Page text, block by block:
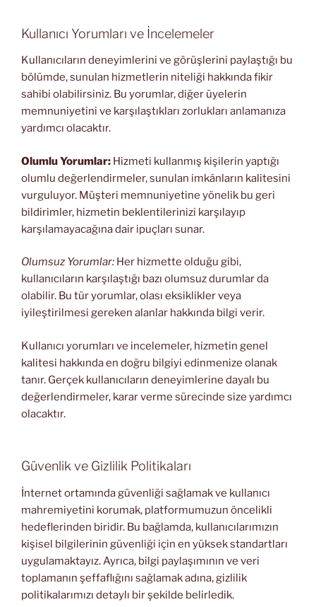
Kullanıcı Yorumları ve İncelemeler
Kullanıcıların deneyimlerini ve görüşlerini paylaştığı bu
bölümde, sunulan hizmetlerin niteliği hakkında fikir
sahibi olabilirsiniz. Bu yorumlar, diğer üyelerin
memnuniyetini ve karşılaştıkları zorlukları anlamanıza
yardımcı olacaktır.
Olumlu Yorumlar: Hizmeti kullanmış kişilerin yaptığı
olumlu değerlendirmeler, sunulan imkânların kalitesini
vurguluyor. Müşteri memnuniyetine yönelik bu geri
bildirimler, hizmetin beklentilerinizi karşılayıp
karşılamayacağına dair ipuçları sunar.
Olumsuz Yorumlar: Her hizmette olduğu gibi,
kullanıcıların karşılaştığı bazı olumsuz durumlar da
olabilir. Bu tür yorumlar, olası eksiklikler veya
iyileştirilmesi gereken alanlar hakkında bilgi verir.
Kullanıcı yorumları ve incelemeler, hizmetin genel
kalitesi hakkında en doğru bilgiyi edinmenize olanak
tanır. Gerçek kullanıcıların deneyimlerine dayalı bu
değerlendirmeler, karar verme sürecinde size yardımcı
olacaktır.
Güvenlik ve Gizlilik Politikaları
İnternet ortamında güvenliği sağlamak ve kullanıcı
mahremiyetini korumak, platformumuzun öncelikli
hedeflerinden biridir. Bu bağlamda, kullanıcılarımızın
kişisel bilgilerinin güvenliği için en yüksek standartları
uygulamaktayız. Ayrıca, bilgi paylaşımının ve veri
toplamanın şeffaflığını sağlamak adına, gizlilik
politikalarımızı detaylı bir şekilde belirledik.